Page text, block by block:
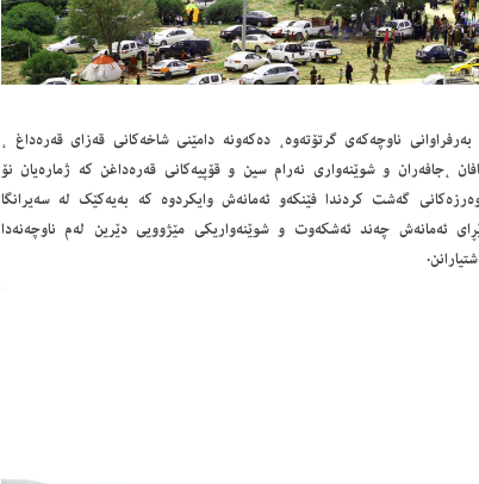
ناوچه‌كه‌ى گرتۆته‌وه‌، ده‌كه‌ونه‌ دامێنی شاخه‌كانی قه‌زای قه‌ره‌داغ ،
،جافه‌ران و شوێنه‌وارى نه‌رام سین و قۆپیه‌كانى قه‌ره‌داغن كه‌ ژماره‌یان نۆ
گه‌شت كردندا فێنكه‌و ئه‌مانه‌ش وایكردوه‌ كه‌ به‌یه‌كێك له‌ سه‌یرانگا
ئه‌مانه‌ش چه‌ند ئه‌شكه‌وت و شوێنه‌واریكی مێژوویى دێرین له‌م ناوچه‌نه‌دا